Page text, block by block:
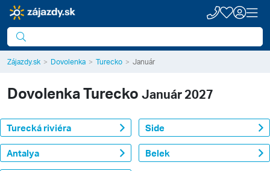
Zájazdy.sk Dovolenka Turecko Január
DovolenkaTurecko Január 2027
Turecká riviéra Side
Antalya Belek